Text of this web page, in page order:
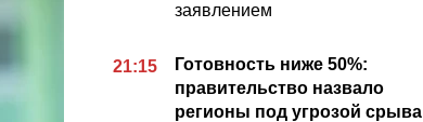
заявлением
21:15
Готовность ниже 50%:
правительство назвало
регионы под угрозой срыва